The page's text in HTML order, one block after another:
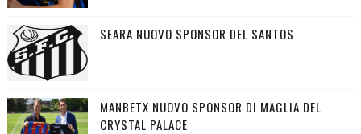
SEARA NUOVO SPONSOR DEL SANTOS
MANBETX NUOVO SPONSOR DI MAGLIA DEL
CRYSTAL PALACE